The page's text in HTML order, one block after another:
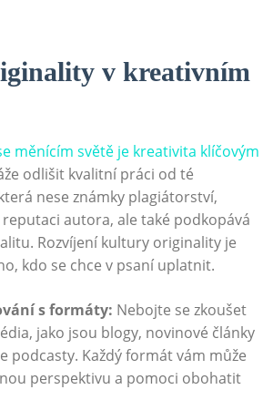
v kreativním
měnícím světě je kreativita klíčovým
odlišit kvalitní práci od té
nese známky plagiátorství,
autora, ale také podkopává
Rozvíjení kultury originality je
kdo se chce v psaní uplatnit.
s formáty: Nebojte se zkoušet
jako jsou blogy, novinové články
podcasty. Každý formát vám může
perspektivu a pomoci obohatit